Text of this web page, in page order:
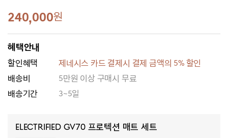
240,000원
혜택안내
할인혜택
제네시스 카드 결제시 결제 금액의 5% 할인
배송비
5만원 이상 구매시 무료
배송기간
3~5일
Electrified GV70 프로텍션 매트 세트